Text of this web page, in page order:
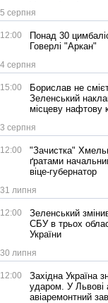
5 серпня
12:00
Понад 30
Говерлі "Аркан"
4 серпня
15:00
Борислав не
Зеленський
місцеву нафтову
3 серпня
12:00
"Зачистка"
ґратами
віце-губернатор
31 липня
12:00
Зеленський
СБУ в трьох
України
30 липня
12:00
Західна Україна
ударом. У Львові
авіаремонтний